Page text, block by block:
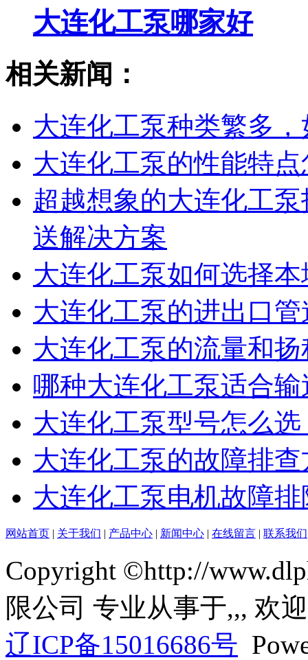
大连化工泵哪家好
相关新闻：
大连化工泵种类繁多
大连化工泵的性能特点
超越想象的大连化工
送解决方案
大连化工泵如何选择
大连化工泵的进出口
大连化工泵的流量和
哪种大连化工泵适合
大连化工泵型号怎么
大连化工泵的故障排
大连化工泵电机故障
网站首页 | 关于我们 | 产品中心 | 新闻中心 | 在线留言 | 联系我们
Copyright ©http://
限公司 专业从事于,,, 欢
辽ICP备15016686号